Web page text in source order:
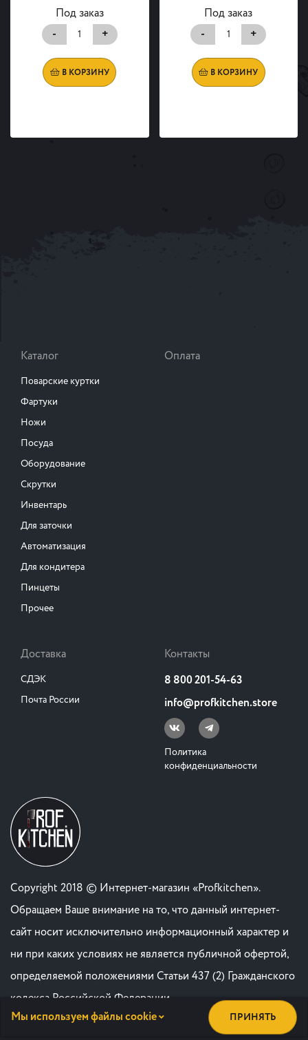
Под заказ
-
+
В КОРЗИНУ
Под заказ
-
+
В КОРЗИНУ
Каталог
Поварские куртки
Фартуки
Ножи
Посуда
Оборудование
Скрутки
Инвентарь
Для заточки
Автоматизация
Для кондитера
Пинцеты
Прочее
Оплата
Доставка
СДЭК
Почта России
Контакты
8 800 201-54-63
info@profkitchen.store
Политика
конфиденциальности
Copyright 2018 © Интернет-магазин «Profkitchen».
Обращаем Ваше внимание на то, что данный интернет-
сайт носит исключительно информационный характер и
ни при каких условиях не является публичной офертой,
определяемой положениями Статьи 437 (2) Гражданского
кодекса Российской Федерации. .
Мы используем файлы cookie
ПРИНЯТЬ